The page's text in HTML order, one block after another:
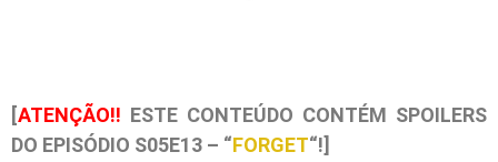
[ATENÇÃO!! ESTE CONTEÚDO CONTÉM SPOILERS
DO EPISÓDIO S05E13 – “FORGET“!]